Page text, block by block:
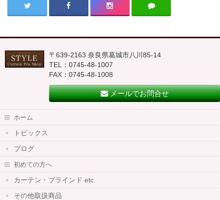
〒639-2163 奈良県葛城市八川85-14
TEL：0745-48-1007
FAX：0745-48-1008
メールでお問合せ
ホーム
トピックス
ブログ
初めての方へ
カーテン・ブラインド etc.
その他取扱商品